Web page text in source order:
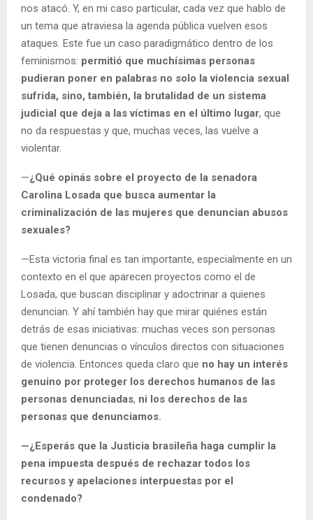
nos atacó. Y, en mi caso particular, cada vez que hablo de
un tema que atraviesa la agenda pública vuelven esos
ataques. Este fue un caso paradigmático dentro de los
feminismos: permitió que muchísimas personas
pudieran poner en palabras no solo la violencia sexual
sufrida, sino, también, la brutalidad de un sistema
judicial que deja a las víctimas en el último lugar, que
no da respuestas y que, muchas veces, las vuelve a
violentar.
—¿Qué opinás sobre el proyecto de la senadora
Carolina Losada que busca aumentar la
criminalización de las mujeres que denuncian abusos
sexuales?
—Esta victoria final es tan importante, especialmente en un
contexto en el que aparecen proyectos como el de
Losada, que buscan disciplinar y adoctrinar a quienes
denuncian. Y ahí también hay que mirar quiénes están
detrás de esas iniciativas: muchas veces son personas
que tienen denuncias o vínculos directos con situaciones
de violencia. Entonces queda claro que no hay un interés
genuino por proteger los derechos humanos de las
personas denunciadas, ni los derechos de las
personas que denunciamos.
—¿Esperás que la Justicia brasileña haga cumplir la
pena impuesta después de rechazar todos los
recursos y apelaciones interpuestas por el
condenado?